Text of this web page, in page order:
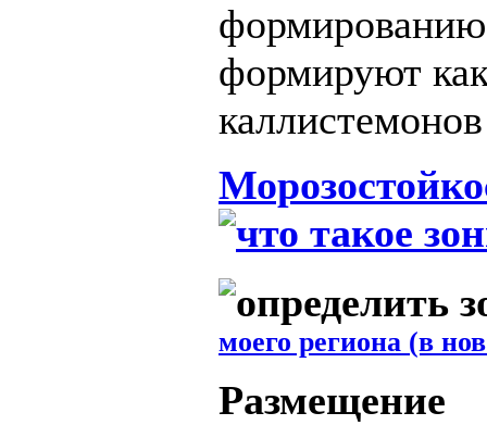
формируют
моего региона (в
Размещение